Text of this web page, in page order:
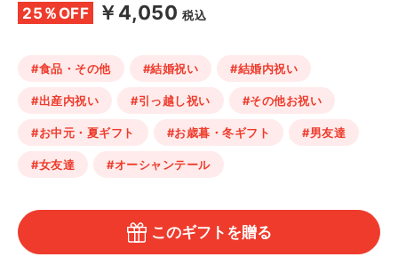
25％OFF ￥4,050 税込
#食品・その他 #結婚祝い #結婚内祝い
#出産内祝い #引っ越し祝い #その他お祝い
#お中元・夏ギフト #お歳暮・冬ギフト #男友達
#女友達 #オーシャンテール
このギフトを贈る